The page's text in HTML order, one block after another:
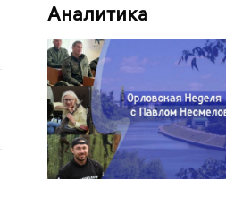
Аналитика